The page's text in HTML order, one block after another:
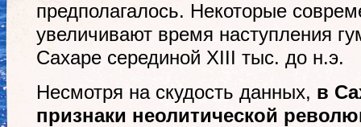
предполагалось. Некоторые
увеличивают время наступления
Сахаре серединой XIII тыс. до н.э.
Несмотря на скудость данных, в
признаки неолитической